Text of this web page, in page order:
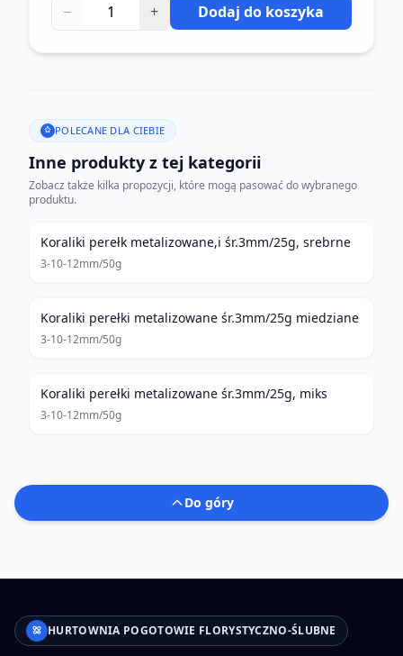
− + Dodaj do koszyka
POLECANE DLA CIEBIE
Inne produkty z tej kategorii
Zobacz także kilka propozycji, które mogą pasować do wybranego
produktu.
Koraliki perełk metalizowane,i śr.3mm/25g, srebrne
3-10-12mm/50g
Koraliki perełki metalizowane śr.3mm/25g miedziane
3-10-12mm/50g
Koraliki perełki metalizowane śr.3mm/25g, miks
3-10-12mm/50g
Do góry
HURTOWNIA POGOTOWIE FLORYSTYCZNO-ŚLUBNE